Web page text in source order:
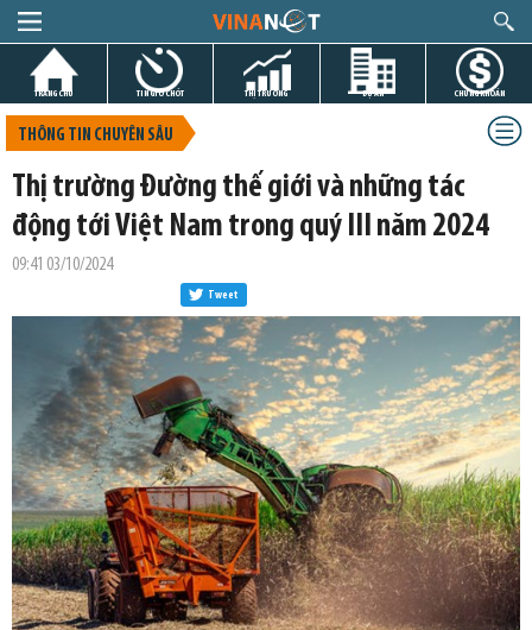
TRANG CHỦ TIN GIỜ CHÓT THỊ TRƯỜNG DỰ ÁN CHỨNG KHOÁN
THÔNG TIN CHUYÊN SÂU
Thị trường Đường thế giới và những tác
động tới Việt Nam trong quý III năm 2024
09:41 03/10/2024
Tweet